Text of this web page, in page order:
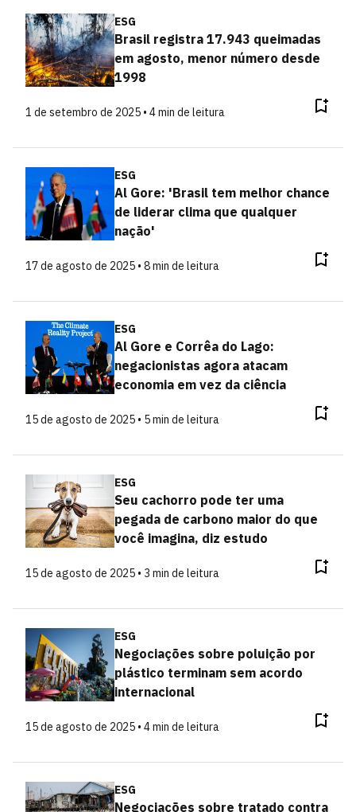
ESG
Brasil registra 17.943 queimadas
em agosto, menor número desde
1998
1 de setembro de 2025 • 4 min de leitura
ESG
Al Gore: 'Brasil tem melhor chance
de liderar clima que qualquer
nação'
17 de agosto de 2025 • 8 min de leitura
ESG
Al Gore e Corrêa do Lago:
negacionistas agora atacam
economia em vez da ciência
15 de agosto de 2025 • 5 min de leitura
ESG
Seu cachorro pode ter uma
pegada de carbono maior do que
você imagina, diz estudo
15 de agosto de 2025 • 3 min de leitura
ESG
Negociações sobre poluição por
plástico terminam sem acordo
internacional
15 de agosto de 2025 • 4 min de leitura
ESG
Negociações sobre tratado contra